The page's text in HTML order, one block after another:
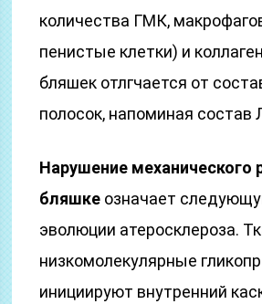
количества ГМК,
пенистые клетки) и
бляшек отлгчается от
полосок, напоминая
Нарушение механического
бляшке означает
эволюции атеросклероза.
низкомолекулярные
инициируют внутренний